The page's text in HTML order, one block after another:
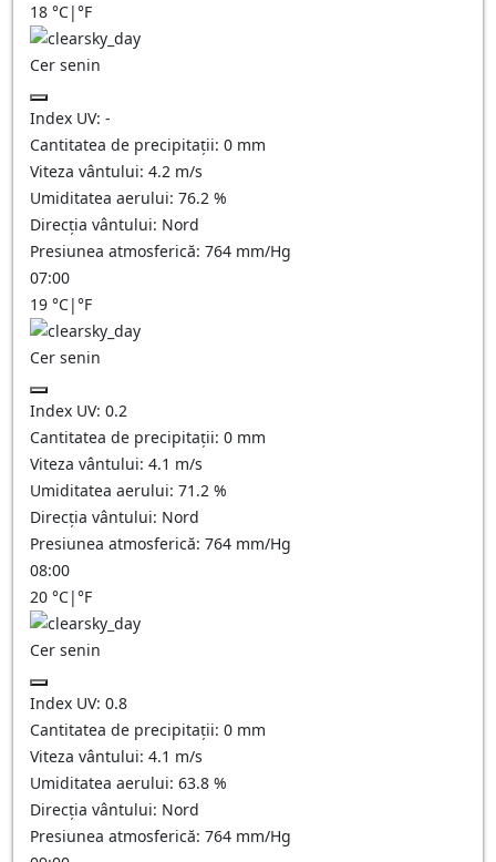
18 °C|°F
Cer senin
Index UV: -
Cantitatea de precipitații: 0 mm
Viteza vântului: 4.2 m/s
Umiditatea aerului: 76.2 %
Direcția vântului: Nord
Presiunea atmosferică: 764 mm/Hg
07:00
19 °C|°F
Cer senin
Index UV: 0.2
Cantitatea de precipitații: 0 mm
Viteza vântului: 4.1 m/s
Umiditatea aerului: 71.2 %
Direcția vântului: Nord
Presiunea atmosferică: 764 mm/Hg
08:00
20 °C|°F
Cer senin
Index UV: 0.8
Cantitatea de precipitații: 0 mm
Viteza vântului: 4.1 m/s
Umiditatea aerului: 63.8 %
Direcția vântului: Nord
Presiunea atmosferică: 764 mm/Hg